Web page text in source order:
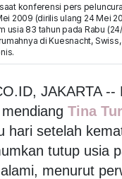
konferensi pers
2009 (dirilis ulang 24 Mei
usia 83 tahun pada Rabu
di Kuesnacht,
JAKARTA --
Tina
hari setelah
tutup usia
menurut